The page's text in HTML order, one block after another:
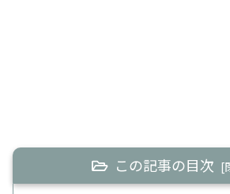
この記事の目次